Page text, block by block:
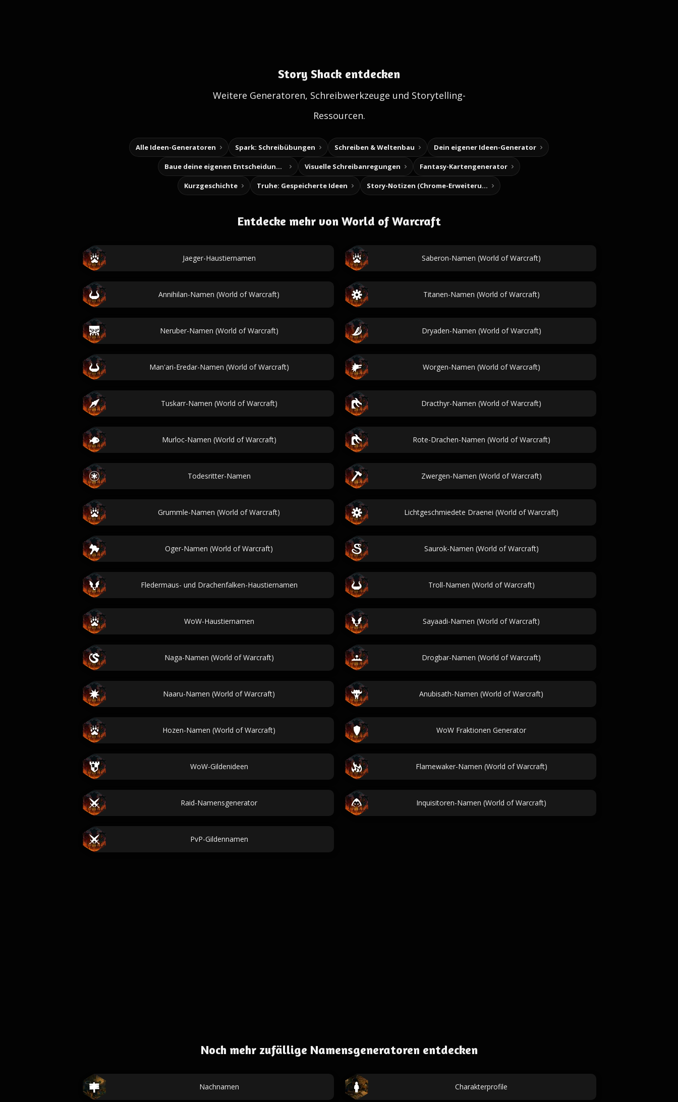
Story Shack entdecken
Weitere Generatoren, Schreibwerkzeuge und Storytelling-
Ressourcen.
Alle Ideen-Generatoren Spark: Schreibübungen Schreiben & Weltenbau Dein eigener Ideen-Generator
Baue deine eigenen Entscheidungsabenteuer Visuelle Schreibanregungen Fantasy-Kartengenerator
Kurzgeschichte Truhe: Gespeicherte Ideen Story-Notizen (Chrome-Erweiterung)
Entdecke mehr von World of Warcraft
Jaeger-Haustiernamen Saberon-Namen (World of Warcraft)
Annihilan-Namen (World of Warcraft) Titanen-Namen (World of Warcraft)
Neruber-Namen (World of Warcraft) Dryaden-Namen (World of Warcraft)
Man'ari-Eredar-Namen (World of Warcraft) Worgen-Namen (World of Warcraft)
Tuskarr-Namen (World of Warcraft) Dracthyr-Namen (World of Warcraft)
Murloc-Namen (World of Warcraft) Rote-Drachen-Namen (World of Warcraft)
Todesritter-Namen Zwergen-Namen (World of Warcraft)
Grummle-Namen (World of Warcraft) Lichtgeschmiedete Draenei (World of Warcraft)
Oger-Namen (World of Warcraft) Saurok-Namen (World of Warcraft)
Fledermaus- und Drachenfalken-Haustiernamen Troll-Namen (World of Warcraft)
WoW-Haustiernamen Sayaadi-Namen (World of Warcraft)
Naga-Namen (World of Warcraft) Drogbar-Namen (World of Warcraft)
Naaru-Namen (World of Warcraft) Anubisath-Namen (World of Warcraft)
Hozen-Namen (World of Warcraft) WoW Fraktionen Generator
WoW-Gildenideen Flamewaker-Namen (World of Warcraft)
Raid-Namensgenerator Inquisitoren-Namen (World of Warcraft)
PvP-Gildennamen
Noch mehr zufällige Namensgeneratoren entdecken
Nachnamen Charakterprofile